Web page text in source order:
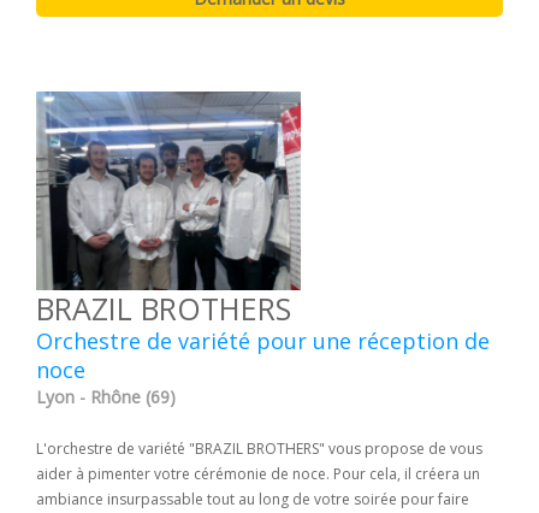
BRAZIL BROTHERS
Orchestre de variété pour une réception de
noce
Lyon - Rhône (69)
L'orchestre de variété "BRAZIL BROTHERS" vous propose de vous
aider à pimenter votre cérémonie de noce. Pour cela, il créera un
ambiance insurpassable tout au long de votre soirée pour faire